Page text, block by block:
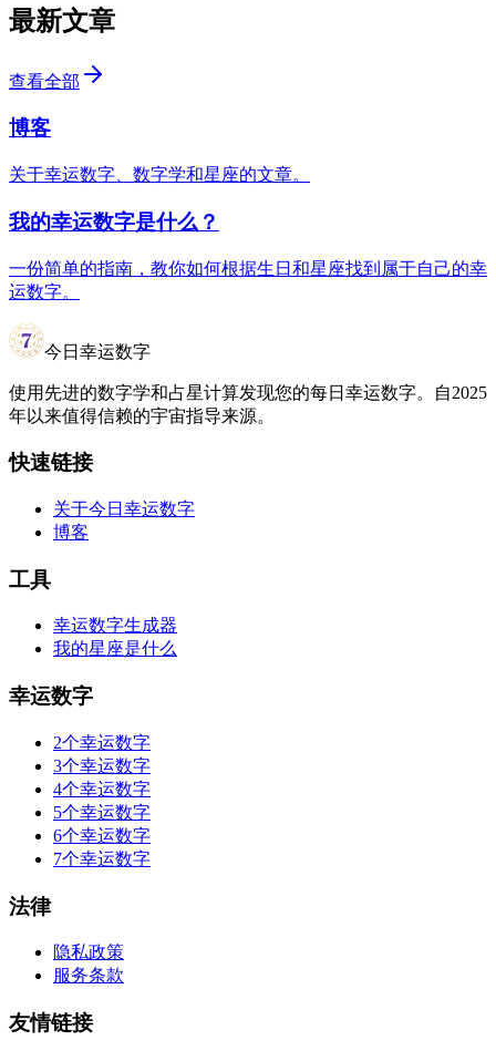
最新文章
查看全部
博客
关于幸运数字、数字学和星座的文章。
我的幸运数字是什么？
一份简单的指南，教你如何根据生日和星座找到属于自己的幸
运数字。
今日幸运数字
使用先进的数字学和占星计算发现您的每日幸运数字。自2025
年以来值得信赖的宇宙指导来源。
快速链接
关于今日幸运数字
博客
工具
幸运数字生成器
我的星座是什么
幸运数字
2个幸运数字
3个幸运数字
4个幸运数字
5个幸运数字
6个幸运数字
7个幸运数字
法律
隐私政策
服务条款
友情链接